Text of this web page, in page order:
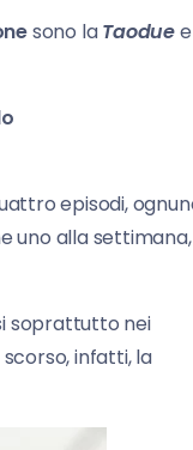
sono laTaodue
episodi,
uno alla settimana,
soprattutto nei
infatti, la